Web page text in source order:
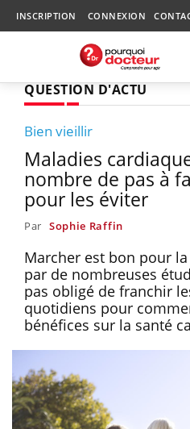
INSCRIPTION CONNEXION
QUESTION D'ACTU
Bien vieillir
Maladies
nombre de pas à
pour les éviter
Par Sophie Raffin
Marcher est bon pour la
par de nombreuses
pas obligé de franchir
quotidiens pour
bénéfices sur la santé